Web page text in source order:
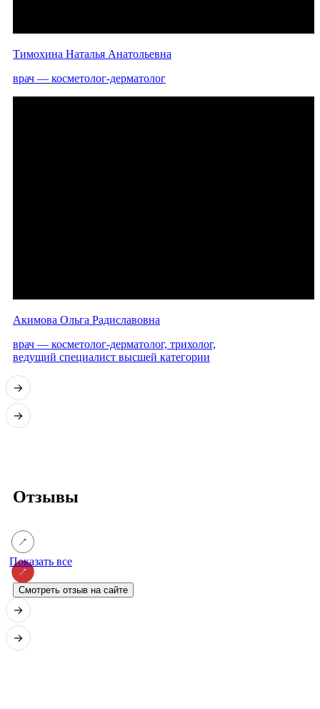
Тимохина Наталья Анатольевна
врач — косметолог-дерматолог
Акимова Ольга Радиславовна
врач — косметолог-дерматолог, трихолог,
ведущий специалист высшей категории
Отзывы
Показать все
Смотреть отзыв на сайте